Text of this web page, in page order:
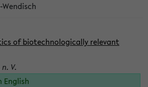
of biotechnologically relevant
V.
English